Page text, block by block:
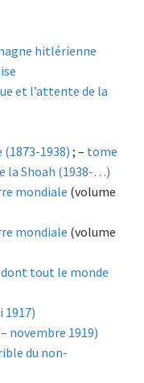
hitlérienne
et l’attente de la
(1873-1938) ; – tome
la Shoah (1938-…)
mondiale (volume
mondiale (volume
dont tout le monde
1917)
novembre 1919)
du non-